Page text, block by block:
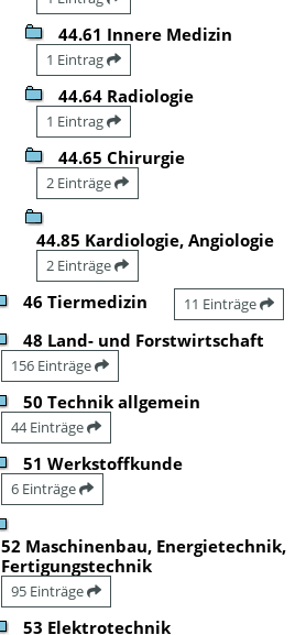
44.61 Innere Medizin
1 Eintrag
44.64 Radiologie
1 Eintrag
44.65 Chirurgie
2 Einträge
44.85 Kardiologie, Angiologie
2 Einträge
46 Tiermedizin 11 Einträge
48 Land- und Forstwirtschaft
156 Einträge
50 Technik allgemein
44 Einträge
51 Werkstoffkunde
6 Einträge
52 Maschinenbau, Energietechnik,
Fertigungstechnik
95 Einträge
53 Elektrotechnik